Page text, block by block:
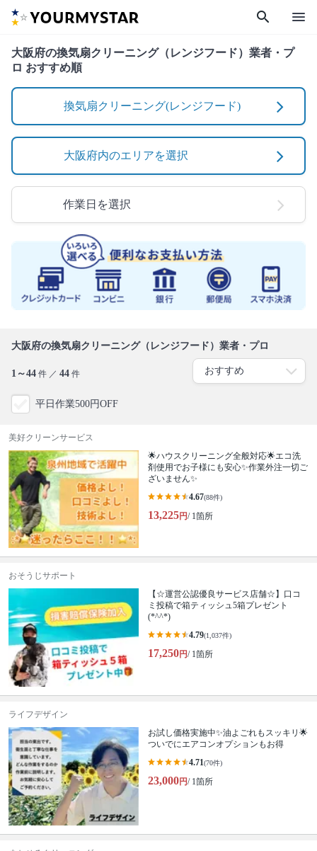
search menu
大阪府の換気扇クリーニング（レンジフード）業者・プ
ロ おすすめ順
換気扇クリーニング(レンジフード)
大阪府内のエリアを選択
作業日を選択
大阪府の換気扇クリーニング（レンジフード）業者・プロ
1～44 件 ／ 44 件
平日作業500円OFF
美好クリーンサービス
🌟ハウスクリーニング全般対応🌟エコ洗
剤使用でお子様にも安心✨作業外注一切ご
ざいません✨
4.67(88件)
13,225円/ 1箇所
おそうじサポート
【☆運営公認優良サービス店舗☆】口コ
ミ投稿で箱ティッシュ5箱プレゼント
(*^^*)
4.79(1,037件)
17,250円/ 1箇所
ライフデザイン
お試し価格実施中✨油よごれもスッキリ🌟
ついでにエアコンオプションもお得
4.71(70件)
23,000円/ 1箇所